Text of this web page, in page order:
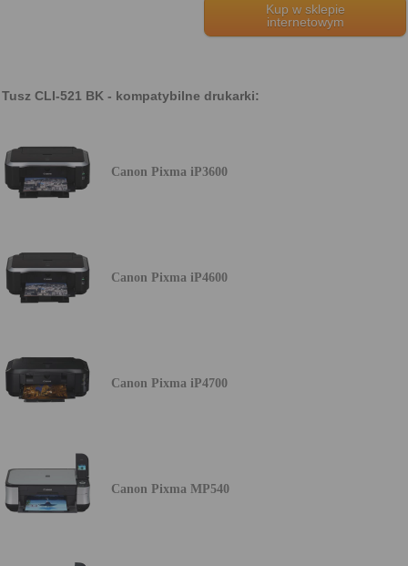
Kup w sklepie
internetowym
Tusz CLI-521 BK - kompatybilne drukarki:
Canon Pixma iP3600
Canon Pixma iP4600
Canon Pixma iP4700
Canon Pixma MP540